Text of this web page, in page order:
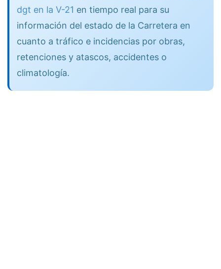
dgt en la V-21 en tiempo real para su
información del estado de la Carretera en
cuanto a tráfico e incidencias por obras,
retenciones y atascos, accidentes o
climatología.